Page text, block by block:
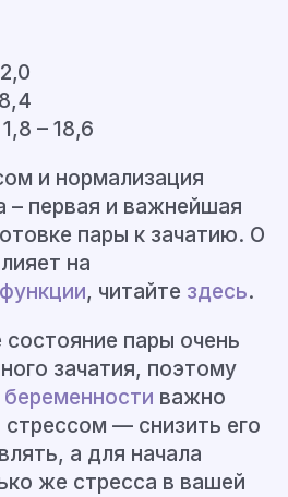
– 18,6
и нормализация
– первая и важнейшая
пары к зачатию. О
на
, читайте здесь.
состояние пары очень
зачатия, поэтому
беременности важно
стрессом — снизить его
а для начала
же стресса в вашей